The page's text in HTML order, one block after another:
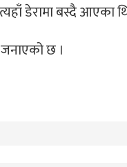
डेरामा बस्दै आएका
छ ।